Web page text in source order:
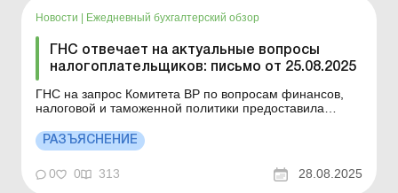
Новости | Ежедневный бухгалтерский обзор
ГНС отвечает на актуальные вопросы
налогоплательщиков: письмо от 25.08.2025
ГНС на запрос Комитета ВР по вопросам финансов,
налоговой и таможенной политики предоставила
налогового законодательства Украины. Больше по
теме: ГНС отвечает на актуальные вопросы
налогоплательщиков: письмо от 12.08.2025 ГНС
отвечает на актуальны...
РАЗЪЯСНЕНИЕ
0 0 313 28.08.2025